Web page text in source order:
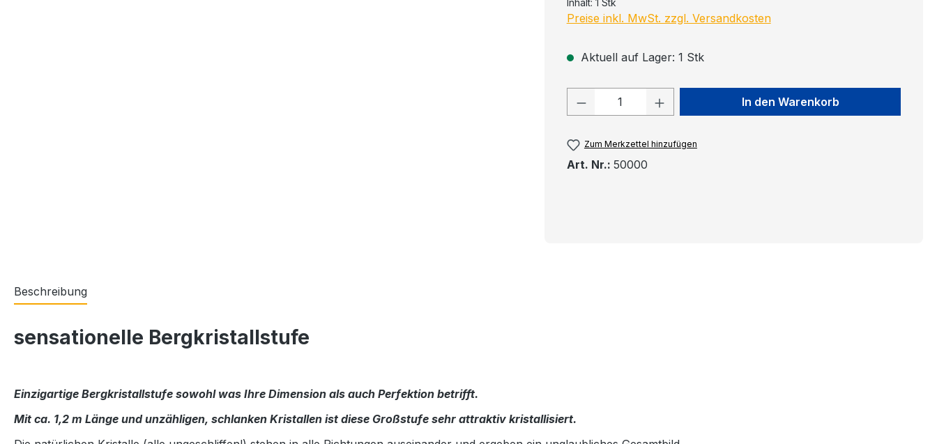
Inhalt: 1 Stk
Preise inkl. MwSt. zzgl. Versandkosten
Aktuell auf Lager: 1 Stk
Produkt Anzahl: Gib den gewünschten Wert
In den Warenkorb
Zum Merkzettel hinzufügen
Art. Nr.: 50000
Beschreibung
sensationelle Bergkristallstufe
Einzigartige Bergkristallstufe sowohl was Ihre Dimension als auch Perfektion betrifft.
Mit ca. 1,2 m Länge und unzähligen, schlanken Kristallen ist diese Großstufe sehr attraktiv kristallisiert.